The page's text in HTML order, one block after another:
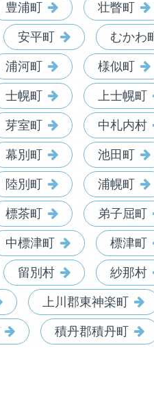
豊浦町 壮瞥町
安平町 むかわ町
浦河町 様似町
士幌町 上士幌町
芽室町 中札内村
幕別町 池田町
陸別町 浦幌町
標茶町 弟子屈町
中標津町 標津町
留別村 紗那村
上川郡東神楽町
積丹郡積丹町